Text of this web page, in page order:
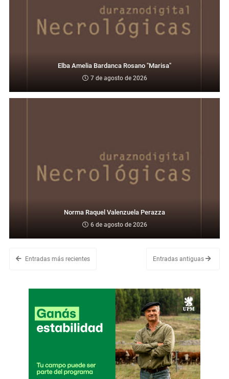
Elba Amelia Bardanca Rosano "Marisa"
7 de agosto de 2026
Norma Raquel Valenzuela Perazza
6 de agosto de 2026
Entradas más recientes Entradas antiguas